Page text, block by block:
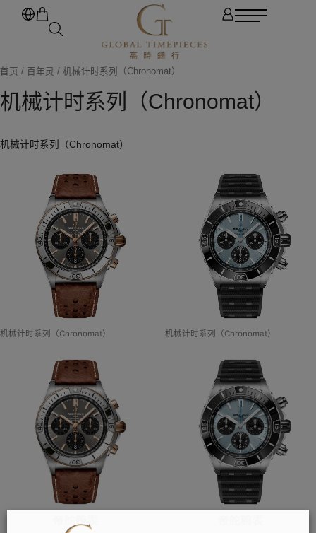
首页 / 百年灵 / 机械计时系列（Chronomat）
机械计时系列（Chronomat）
机械计时系列（Chronomat）
机械计时系列（Chronomat）
帝舵腕表
机械计时系列（Chronomat）